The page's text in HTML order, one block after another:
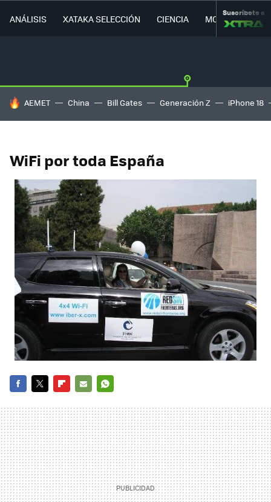
ANÁLISIS XATAKA SELECCIÓN CIENCIA MOVILIDAD
Suscríbete a
HOY SE HABLA DE
AEMET China Bill Gates Generación Z iPhone 18
WiFi por toda España
MAIL